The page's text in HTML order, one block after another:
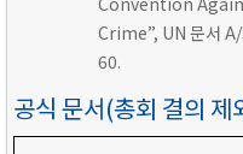
Crime”, UN 문서
60.
공식 문서(총회 결의 제